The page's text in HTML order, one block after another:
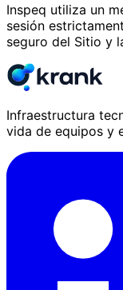
Inspeq utiliza un
sesión
seguro del Sitio y
Infraestructura
vida de equipos y